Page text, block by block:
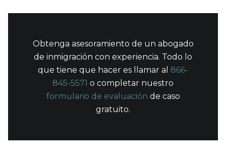
Obtenga asesoramiento de un abogado
de inmigración con experiencia. Todo lo
que tiene que hacer es llamar al 866-
845-5571 o completar nuestro
formulario de evaluación de caso
gratuito.